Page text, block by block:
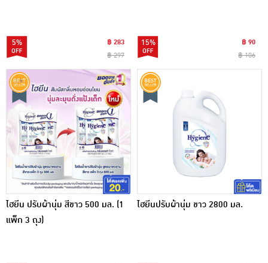
5%
฿ 283
฿ 297
15%
฿ 90
฿ 106
ไฮยีน ปรับผ้านุ่ม สีขาว 500 มล. (1
แพ็ก 3 ถุง)
ไฮยีนปรับผ้านุ่ม ขาว 2800 มล.